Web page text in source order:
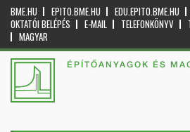
BME.HU EPITO.BME.HU EDU.EPITO.BME.HU
OKTATÓI BELÉPÉS
E-MAIL TELEFONKÖNYV
MAGYAR
ÉPÍTŐANYAGOK ÉS